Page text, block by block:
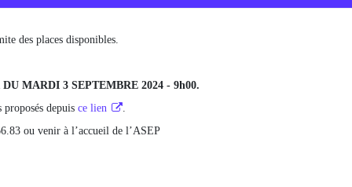
des places disponibles.
MARDI 3 SEPTEMBRE 2024 - 9h00.
depuis ce lien
.
ou venir à l’accueil de l’ASEP